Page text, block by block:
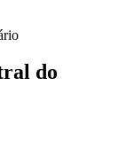
do